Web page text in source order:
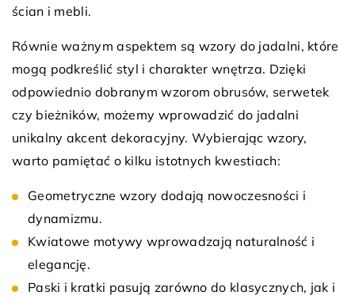
ścian i mebli.
Równie ważnym aspektem są wzory do jadalni, które
mogą podkreślić styl i charakter wnętrza. Dzięki
odpowiednio dobranym wzorom obrusów, serwetek
czy bieżników, możemy wprowadzić do jadalni
unikalny akcent dekoracyjny. Wybierając wzory,
warto pamiętać o kilku istotnych kwestiach:
Geometryczne wzory dodają nowoczesności i
dynamizmu.
Kwiatowe motywy wprowadzają naturalność i
elegancję.
Paski i kratki pasują zarówno do klasycznych, jak i